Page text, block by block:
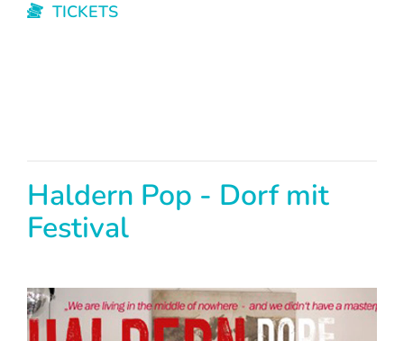
TICKETS
Haldern Pop - Dorf mit
Festival